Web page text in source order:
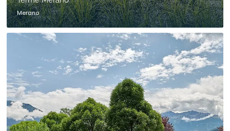
Merano